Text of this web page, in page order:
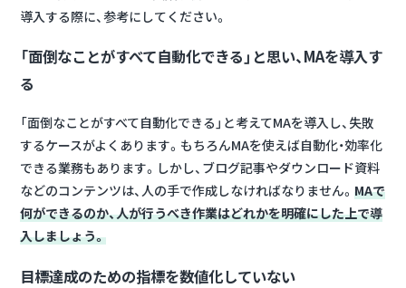
導入する際に、参考にしてください。
「面倒なことがすべて自動化できる」と思い、MAを導入す
る
「面倒なことがすべて自動化できる」と考えてMAを導入し、失敗
するケースがよくあります。もちろんMAを使えば自動化・効率化
できる業務もあります。しかし、ブログ記事やダウンロード資料
などのコンテンツは、人の手で作成しなければなりません。 MAで
何ができるのか、人が行うべき作業はどれかを明確にした上で導
入しましょう。
目標達成のための指標を数値化していない